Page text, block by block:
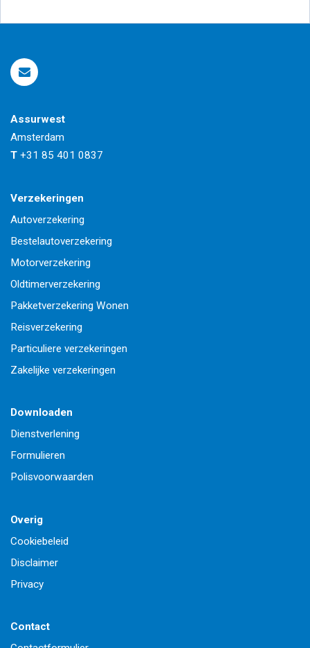
Assurwest
Amsterdam
T +31 85 401 0837
Verzekeringen
Autoverzekering
Bestelautoverzekering
Motorverzekering
Oldtimerverzekering
Pakketverzekering Wonen
Reisverzekering
Particuliere verzekeringen
Zakelijke verzekeringen
Downloaden
Dienstverlening
Formulieren
Polisvoorwaarden
Overig
Cookiebeleid
Disclaimer
Privacy
Contact